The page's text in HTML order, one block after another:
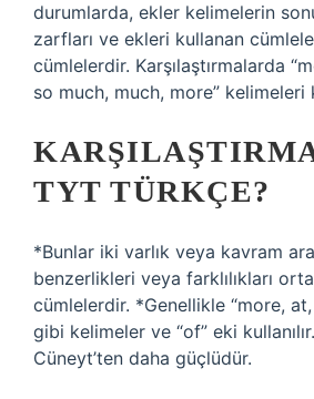
durumlarda, ekler kelimelerin
zarfları ve ekleri kullanan
cümlelerdir. Karşılaştırmalarda
so much, much, more” kelimeleri
TYT TÜRKÇE?
*Bunlar iki varlık veya kavram
benzerlikleri veya farklılıkları
cümlelerdir. *Genellikle “more,
gibi kelimeler ve “of” eki
Cüneyt’ten daha güçlüdür.